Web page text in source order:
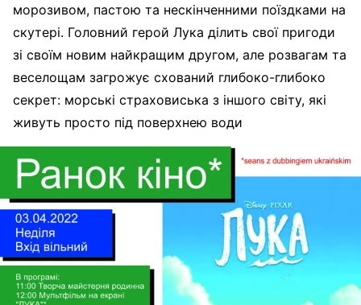
морозивом, пастою та нескінченними поїздками на
скутері. Головний герой Лука ділить свої пригоди
зі своїм новим найкращим другом, але розвагам та
веселощам загрожує схований глибоко-глибоко
секрет: морські страховиська з іншого світу, які
живуть просто під поверхнею води